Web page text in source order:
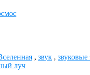
, звук ,
луч